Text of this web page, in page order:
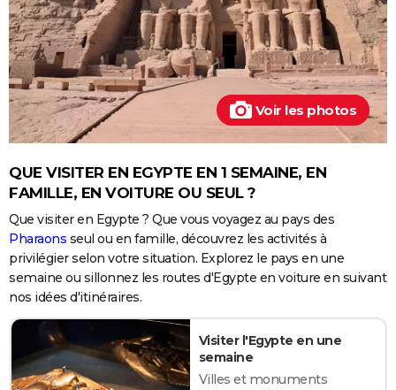
Voir les photos
QUE VISITER EN EGYPTE EN 1 SEMAINE, EN
FAMILLE, EN VOITURE OU SEUL ?
Que visiter en Egypte ? Que vous voyagez au pays des
Pharaons seul ou en famille, découvrez les activités à
privilégier selon votre situation. Explorez le pays en une
semaine ou sillonnez les routes d'Egypte en voiture en suivant
nos idées d'itinéraires.
Visiter l'Egypte en une
semaine
Villes et monuments